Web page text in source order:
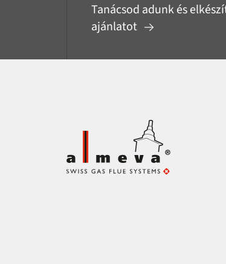
Tanácsod adunk és
ajánlatot